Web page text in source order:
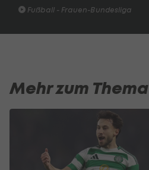
Fußball - Frauen-Bundesliga
Mehr zum Thema